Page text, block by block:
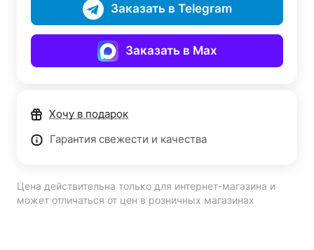
Заказать в Telegram
Заказать в Max
Хочу в подарок
Гарантия свежести и качества
Цена действительна только для интернет-магазина и
может отличаться от цен в розничных магазинах